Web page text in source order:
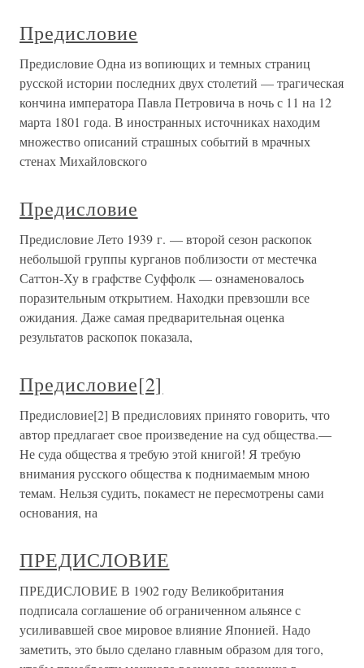
Предисловие
Предисловие Одна из вопиющих и темных страниц
русской истории последних двух столетий — трагическая
кончина императора Павла Петровича в ночь с 11 на 12
марта 1801 года. В иностранных источниках находим
множество описаний страшных событий в мрачных
стенах Михайловского
Предисловие
Предисловие Лето 1939 г. — второй сезон раскопок
небольшой группы курганов поблизости от местечка
Саттон-Ху в графстве Суффолк — ознаменовалось
поразительным открытием. Находки превзошли все
ожидания. Даже самая предварительная оценка
результатов раскопок показала,
Предисловие[2]
Предисловие[2] В предисловиях принято говорить, что
автор предлагает свое произведение на суд общества.—
Не суда общества я требую этой книгой! Я требую
внимания русского общества к поднимаемым мною
темам. Нельзя судить, покамест не пересмотрены сами
основания, на
ПРЕДИСЛОВИЕ
ПРЕДИСЛОВИЕ В 1902 году Великобритания
подписала соглашение об ограниченном альянсе с
усиливавшей свое мировое влияние Японией. Надо
заметить, это было сделано главным образом для того,